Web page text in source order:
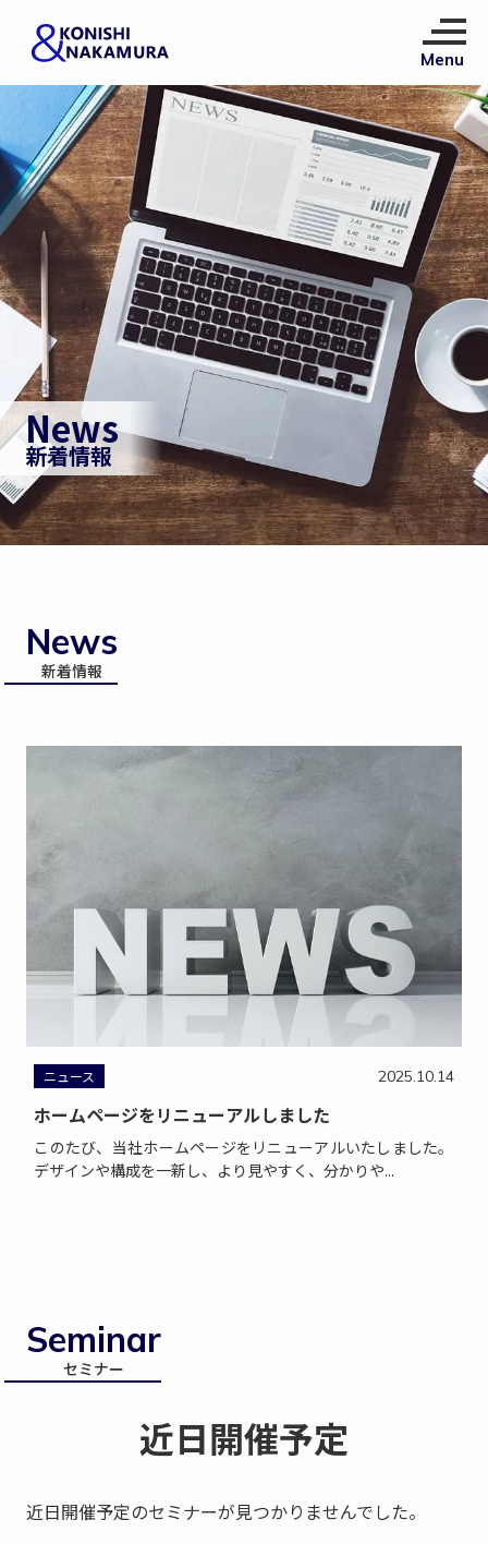
News
新着情報
News
新着情報
ニュース 2025.10.14
ホームページをリニューアルしました
このたび、当社ホームページをリニューアルいたしました。
デザインや構成を一新し、より見やすく、分かりや...
Seminar
セミナー
近日開催予定
近日開催予定のセミナーが見つかりませんでした。